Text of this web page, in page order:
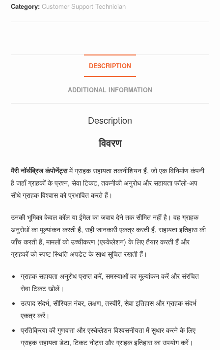
Category:Customer Support Technician
DESCRIPTION
ADDITIONAL INFORMATION
Description
विवरण
मैरी नॉर्थब्रिज कंपोनेंट्समें ग्राहक सहायता तकनीशियन हैं, जो एक विनिर्माण कंपनी
है जहाँ ग्राहकों के प्रश्न, सेवा टिकट, तकनीकी अनुरोध और सहायता फॉलो-अप
सीधे ग्राहक विश्वास को प्रभावित करते हैं।
उनकी भूमिका केवल कॉल या ईमेल का जवाब देने तक सीमित नहीं है। वह ग्राहक
अनुरोधों का मूल्यांकन करती हैं, सही जानकारी एकत्र करती हैं, सहायता इतिहास की
जाँच करती हैं, मामलों को उच्चीकरण (एस्केलेशन) के लिए तैयार करती हैं और
ग्राहकों को स्पष्ट स्थिति अपडेट के साथ सूचित रखती हैं।
ग्राहक सहायता अनुरोध प्राप्त करें, समस्याओं का मूल्यांकन करें और संरचित
सेवा टिकट खोलें।
उत्पाद संदर्भ, सीरियल नंबर, लक्षण, तस्वीरें, सेवा इतिहास और ग्राहक संदर्भ
एकत्र करें।
प्रतिक्रिया की गुणवत्ता और एस्केलेशन विश्वसनीयता में सुधार करने के लिए
ग्राहक सहायता डेटा, टिकट नोट्स और ग्राहक इतिहास का उपयोग करें।